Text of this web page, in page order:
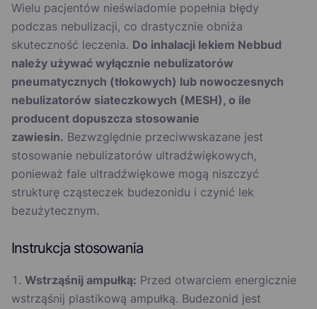
Wielu pacjentów nieświadomie popełnia błędy
podczas nebulizacji, co drastycznie obniża
skuteczność leczenia. Do inhalacji lekiem Nebbud
należy używać wyłącznie nebulizatorów
pneumatycznych (tłokowych) lub nowoczesnych
nebulizatorów siateczkowych (MESH), o ile
producent dopuszcza stosowanie
zawiesin. Bezwzględnie przeciwwskazane jest
stosowanie nebulizatorów ultradźwiękowych,
ponieważ fale ultradźwiękowe mogą niszczyć
strukturę cząsteczek budezonidu i czynić lek
bezużytecznym.
Instrukcja stosowania
Wstrząśnij ampułką: Przed otwarciem energicznie
wstrząśnij plastikową ampułką. Budezonid jest